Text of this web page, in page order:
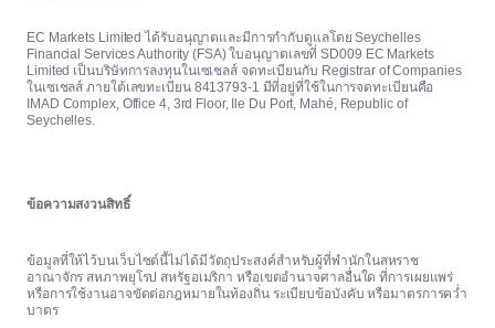
EC Markets Limited ได้รับอนุญาตและมีการกำกับดูแลโดย Seychelles
Financial Services Authority (FSA) ใบอนุญาตเลขที่ SD009 EC Markets
Limited เป็นบริษัทการลงทุนในเซเชลส์ จดทะเบียนกับ Registrar of Companies
ในเซเชลส์ ภายใต้เลขทะเบียน 8413793-1 มีที่อยู่ที่ใช้ในการจดทะเบียนคือ
IMAD Complex, Office 4, 3rd Floor, Ile Du Port, Mahé, Republic of
Seychelles.
ข้อความสงวนสิทธิ์
ข้อมูลที่ให้ไว้บนเว็บไซต์นี้ไม่ได้มีวัตถุประสงค์สำหรับผู้ที่พำนักในสหราช
อาณาจักร สหภาพยุโรป สหรัฐอเมริกา หรือเขตอำนาจศาลอื่นใด ที่การเผยแพร่
หรือการใช้งานอาจขัดต่อกฎหมายในท้องถิ่น ระเบียบข้อบังคับ หรือมาตรการคว่ำ
บาตร